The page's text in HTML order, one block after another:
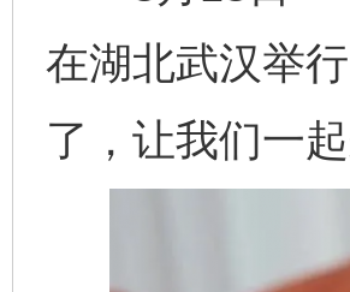
在湖北武汉举
了，让我们一